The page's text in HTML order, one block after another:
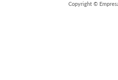
Copyright ©